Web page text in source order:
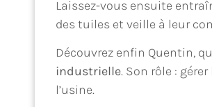
Laissez-vous ensuite
des tuiles et veille à leur
Découvrez enfin Quentin,
industrielle. Son rôle :
l’usine.